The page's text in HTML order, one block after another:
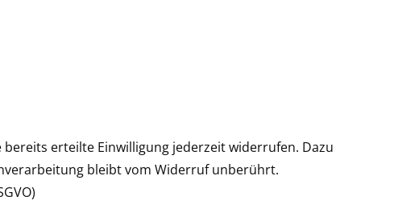
erteilte Einwilligung jederzeit widerrufen. Dazu
bleibt vom Widerruf unberührt.